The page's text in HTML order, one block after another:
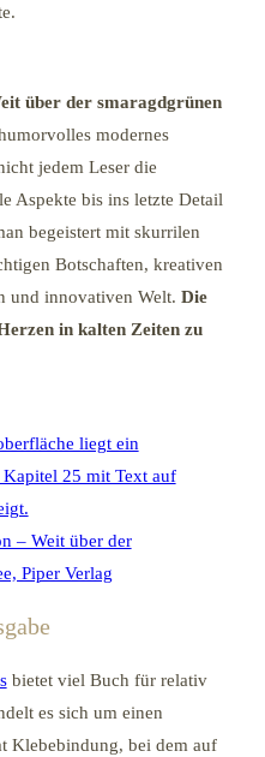
über der smaragdgrünen
modernes
jedem Leser die
Aspekte bis ins letzte Detail
begeistert mit skurrilen
Botschaften, kreativen
und innovativen Welt. Die
in kalten Zeiten zu
– Weit über der
Piper Verlag
bietet viel Buch für relativ
es sich um einen
Klebebindung, bei dem auf